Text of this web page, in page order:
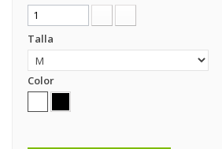
Talla
Color